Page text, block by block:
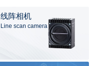
线阵相机
Line scan camera